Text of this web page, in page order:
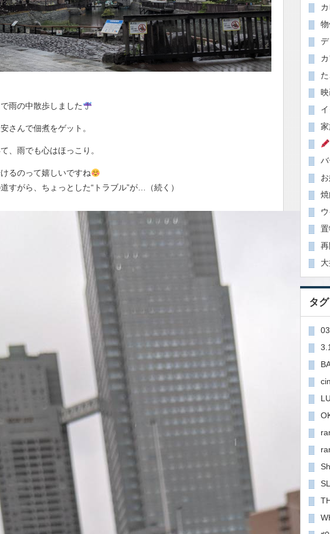
雨の中散歩しました
さんで佃煮をゲット。
、雨でも心はほっこり。
るのって嬉しいですね
すがら、ちょっとした“トラブル”が…（続く）
タグ